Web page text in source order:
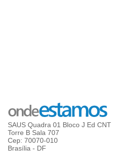
SAUS Quadra 01 Bloco J Ed CNT
Torre B Sala 707
Cep: 70070-010
Brasília - DF